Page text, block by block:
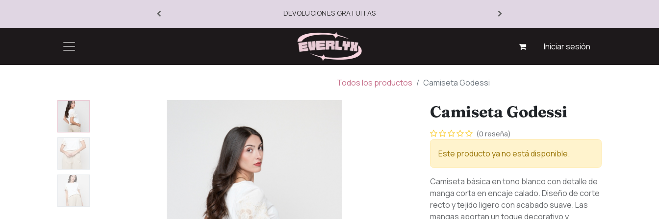
DEVOLUCIONES GRATUITAS
Iniciar sesión
Todos los productos Camiseta Godessi
Camiseta Godessi
(0 reseña)
Este producto ya no está disponible.
Camiseta básica en tono blanco con detalle de
manga corta en encaje calado. Diseño de corte
recto y tejido ligero con acabado suave. Las
mangas aportan un toque decorativo y